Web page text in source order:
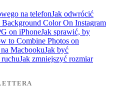
na telefonJak odwrócić
Color On Instagram
on iPhoneJak sprawić, by
to Combine Photos on
MacbookuJak być
Jak zmniejszyć rozmiar